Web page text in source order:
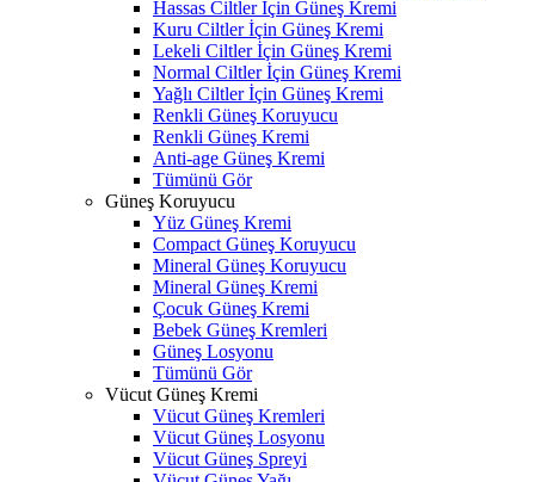
Hassas Ciltler İçin Güneş Kremi
Kuru Ciltler İçin Güneş Kremi
Lekeli Ciltler İçin Güneş Kremi
Normal Ciltler İçin Güneş Kremi
Yağlı Ciltler İçin Güneş Kremi
Renkli Güneş Koruyucu
Renkli Güneş Kremi
Anti-age Güneş Kremi
Tümünü Gör
Güneş Koruyucu
Yüz Güneş Kremi
Compact Güneş Koruyucu
Mineral Güneş Koruyucu
Mineral Güneş Kremi
Çocuk Güneş Kremi
Bebek Güneş Kremleri
Güneş Losyonu
Tümünü Gör
Vücut Güneş Kremi
Vücut Güneş Kremleri
Vücut Güneş Losyonu
Vücut Güneş Spreyi